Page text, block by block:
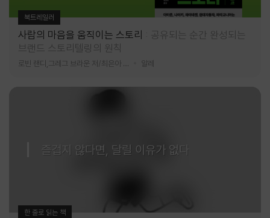
북트레일러
사람의 마음을 움직이는 스토리
공유되는 순간 완성되는
브랜드 스토리텔링의 원칙
알레
즐겁지 않다면, 달릴 이유가 없다
한 줄로 읽는 책